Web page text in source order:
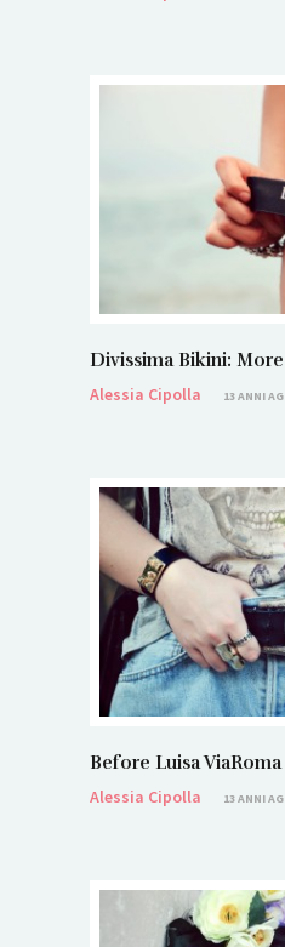
Divissima Bikini:
Alessia Cipolla
13 ANNI
Before Luisa ViaRoma
Alessia Cipolla
13 ANNI